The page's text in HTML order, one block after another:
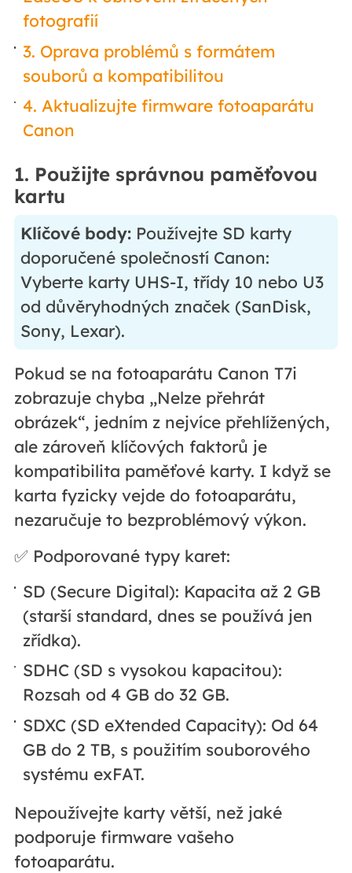
fotografií
3. Oprava problémů s formátem
souborů a kompatibilitou
4. Aktualizujte firmware fotoaparátu
Canon
1. Použijte správnou paměťovou
kartu
Klíčové body:Používejte SD karty
doporučené společností Canon:
Vyberte karty UHS-I, třídy 10 nebo U3
od důvěryhodných značek (SanDisk,
Sony, Lexar).
Pokud se na fotoaparátu Canon T7i
zobrazuje chyba „Nelze přehrát
obrázek“, jedním z nejvíce přehlížených,
ale zároveň klíčových faktorů je
kompatibilita paměťové karty. I když se
karta fyzicky vejde do fotoaparátu,
nezaručuje to bezproblémový výkon.
✅ Podporované typy karet:
SD (Secure Digital): Kapacita až 2 GB
(starší standard, dnes se používá jen
zřídka).
SDHC (SD s vysokou kapacitou):
Rozsah od 4 GB do 32 GB.
SDXC (SD eXtended Capacity): Od 64
GB do 2 TB, s použitím souborového
systému exFAT.
Nepoužívejte karty větší, než jaké
podporuje firmware vašeho
fotoaparátu.